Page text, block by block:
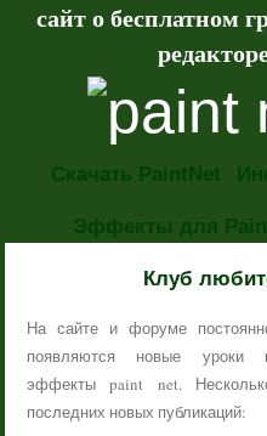
сайт о бесплатном
Скачать PaintNet
Эффекты для
Клуб
На сайте и форуме
появляются новые уроки
эффекты paint net.
последних новых публикаций: